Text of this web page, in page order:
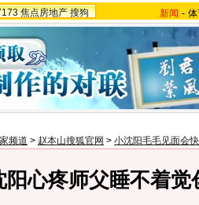
焦点房地产 搜狗 新闻 -
频道 > 赵本山搜狐官网 > 小沈阳毛毛见面会
阳心疼师父睡不着觉